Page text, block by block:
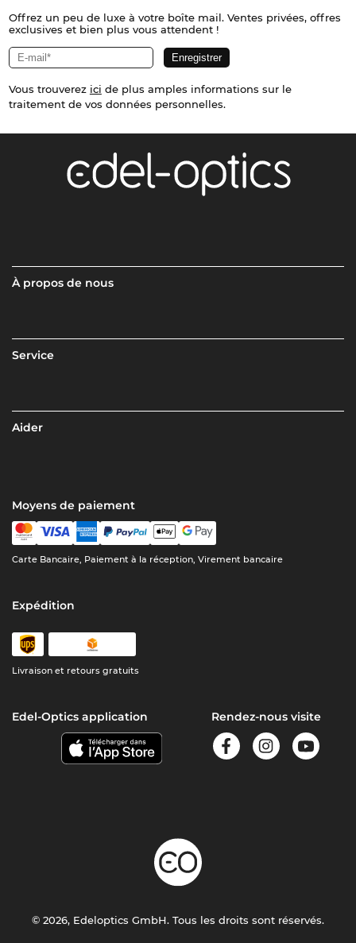
Offrez un peu de luxe à votre boîte mail. Ventes privées, offres
exclusives et bien plus vous attendent !
Vous trouverez ici de plus amples informations sur le
traitement de vos données personnelles.
À propos de nous
Service
Aider
Moyens de paiement
Carte Bancaire, Paiement à la réception, Virement bancaire
Expédition
Livraison et retours gratuits
Edel-Optics application Rendez-nous visite
© 2026, Edeloptics GmbH. Tous les droits sont réservés.